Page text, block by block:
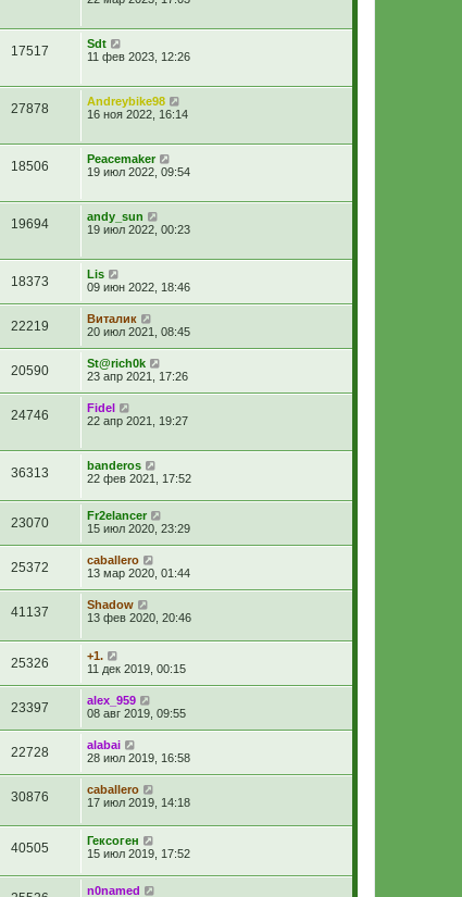
17517
Sdt
11 фев 2023, 12:26
27878
Andreybike98
16 ноя 2022, 16:14
18506
Peacemaker
19 июл 2022, 09:54
19694
andy_sun
19 июл 2022, 00:23
18373
Lis
09 июн 2022, 18:46
22219
Виталик
20 июл 2021, 08:45
20590
St@rich0k
23 апр 2021, 17:26
24746
Fidel
22 апр 2021, 19:27
36313
banderos
22 фев 2021, 17:52
23070
Fr2elancer
15 июл 2020, 23:29
25372
caballero
13 мар 2020, 01:44
41137
Shadow
13 фев 2020, 20:46
25326
+1.
11 дек 2019, 00:15
23397
alex_959
08 авг 2019, 09:55
22728
alabai
28 июл 2019, 16:58
30876
caballero
17 июл 2019, 14:18
40505
Гексоген
15 июл 2019, 17:52
n0named